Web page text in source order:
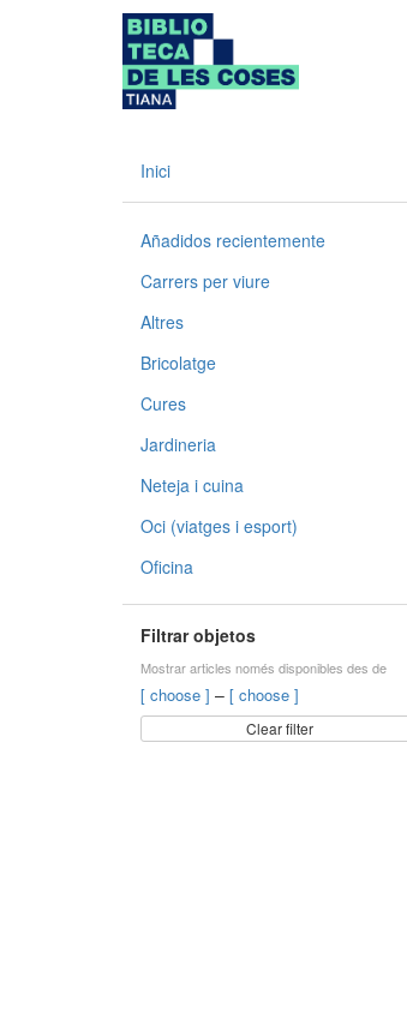
Inici
Añadidos recientemente
Carrers per viure
Altres
Bricolatge
Cures
Jardineria
Neteja i cuina
Oci (viatges i esport)
Oficina
Filtrar objetos
Mostrar articles només disponibles des de
[ choose ] – [ choose ]
Clear filter